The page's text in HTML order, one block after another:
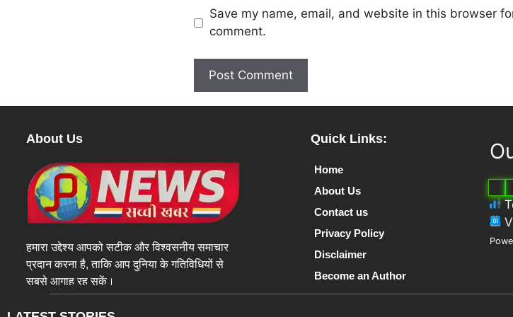
Save my name, email, and website in this browser
comment.
About Us
हमारा उद्देश्य आपको सटीक और विश्वसनीय समाचार
प्रदान करना है, ताकि आप दुनिया के गतिविधियों से
सबसे आगाह रह सकें।
Quick Links:
Home
About Us
Contact us
Privacy Policy
Disclaimer
Become an Author
1